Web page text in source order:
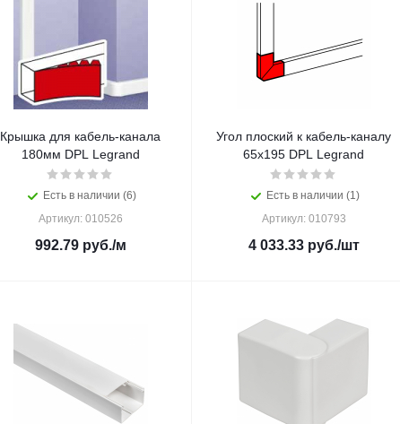
Крышка для кабель-канала
180мм DPL Legrand
Есть в наличии (6)
Артикул: 010526
992.79руб./м
Угол плоский к кабель-каналу
65х195 DPL Legrand
Есть в наличии (1)
Артикул: 010793
4 033.33руб./шт